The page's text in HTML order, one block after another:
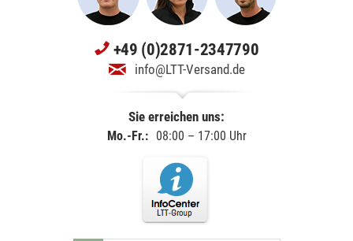
+49 (0)2871-2347790
info@LTT-Versand.de
Sie erreichen uns:
Mo.-Fr.: 08:00 – 17:00 Uhr